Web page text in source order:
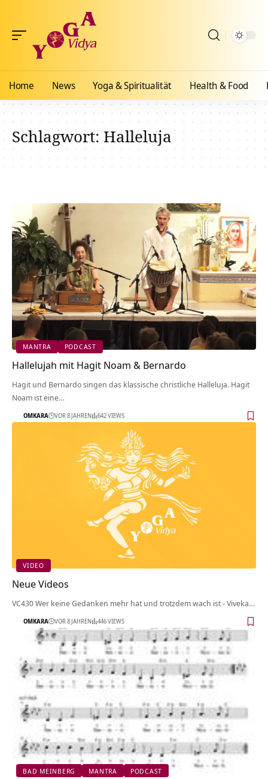
Home News Yoga & Spiritualität Health & Food
Schlagwort:Halleluja
MANTRA PODCAST
Hallelujah mit Hagit Noam & Bernardo
Hagit und Bernardo singen das klassische christliche Halleluja. Hagit
Noam ist eine…
OMKARA VOR 8 JAHREN 642 VIEWS
VIDEO
Neue Videos
VC430 Wer keine Gedanken mehr hat und trotzdem wach ist - Viveka…
OMKARA VOR 8 JAHREN 446 VIEWS
BAD MEINBERG MANTRA PODCAST